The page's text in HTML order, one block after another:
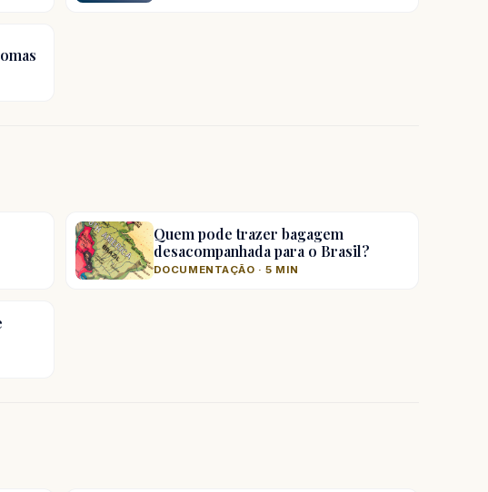
Quem pode trazer bagagem
desacompanhada para o Brasil?
DOCUMENTAÇÃO · 5 MIN